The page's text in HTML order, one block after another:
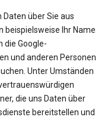
Daten über Sie aus
beispielsweise Ihr Name
die Google-
und anderen Personen
Unter Umständen
die uns Daten über
bereitstellen und